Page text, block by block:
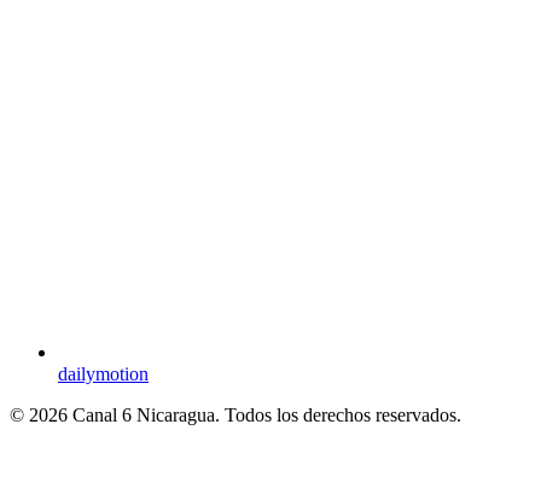
dailymotion
© 2026 Canal 6 Nicaragua. Todos los derechos reservados.